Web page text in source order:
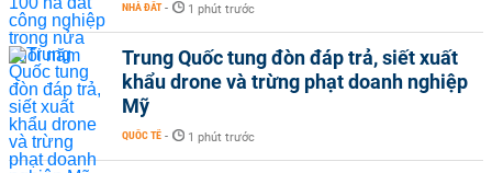
NHÀ ĐẤT - 1 phút trước
Trung Quốc tung đòn đáp trả, siết xuất
khẩu drone và trừng phạt doanh nghiệp
Mỹ
QUỐC TẾ - 1 phút trước